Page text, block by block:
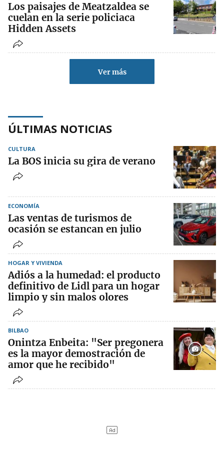
Los paisajes de Meatzaldea se
cuelan en la serie policiaca
Hidden Assets
Ver más
ÚLTIMAS NOTICIAS
CULTURA
La BOS inicia su gira de verano
ECONOMÍA
Las ventas de turismos de
ocasión se estancan en julio
HOGAR Y VIVIENDA
Adiós a la humedad: el producto
definitivo de Lidl para un hogar
limpio y sin malos olores
BILBAO
Onintza Enbeita: "Ser pregonera
es la mayor demostración de
amor que he recibido"